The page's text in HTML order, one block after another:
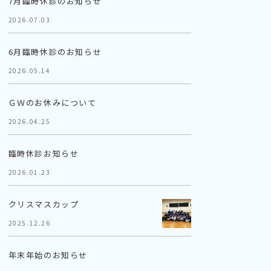
2026.07.03
6月臨時休診のお知らせ
2026.05.14
ＧＷのお休みについて
2026.04.25
臨時休診お知らせ
2026.01.23
クリスマスカップ
2025.12.26
年末年始のお知らせ